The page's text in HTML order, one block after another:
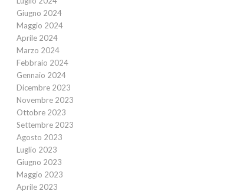
Giugno 2024
Maggio 2024
Aprile 2024
Marzo 2024
Febbraio 2024
Gennaio 2024
Dicembre 2023
Novembre 2023
Ottobre 2023
Settembre 2023
Agosto 2023
Luglio 2023
Giugno 2023
Maggio 2023
Aprile 2023